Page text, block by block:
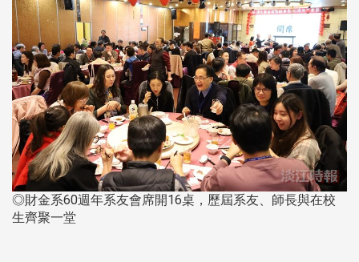
◎財金系60週年系友會席開16桌，歷屆系友、師長與在校
生齊聚一堂